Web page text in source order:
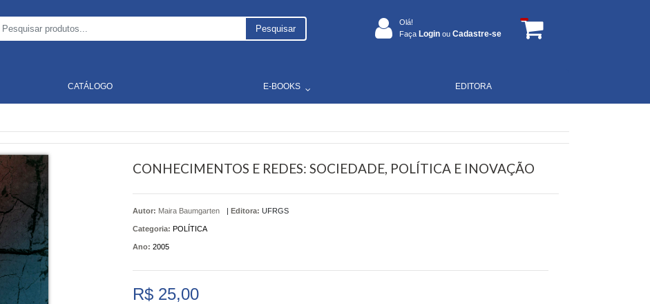
Pesquisar
Olá!
Faça Login ou Cadastre-se
CATÁLOGO E-BOOKS EDITORA
CONHECIMENTOS E REDES: SOCIEDADE, POLÍTICA E INOVAÇÃO
Autor: Maira Baumgarten | Editora: UFRGS
Categoria: POLÍTICA
Ano: 2005
R$ 25,00